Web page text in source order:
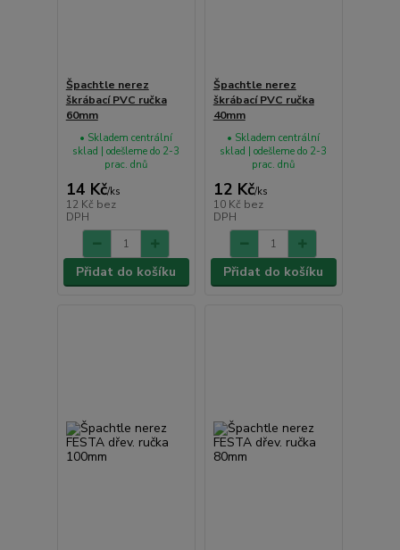
Špachtle nerez
škrábací PVC ručka
60mm
14 Kč/ks
12 Kč bez
DPH
• Skladem centrální
sklad | odešleme do 2-3
prac. dnů
Přidat do košíku
Špachtle nerez
škrábací PVC ručka
40mm
12 Kč/ks
10 Kč bez
DPH
• Skladem centrální
sklad | odešleme do 2-3
prac. dnů
Přidat do košíku